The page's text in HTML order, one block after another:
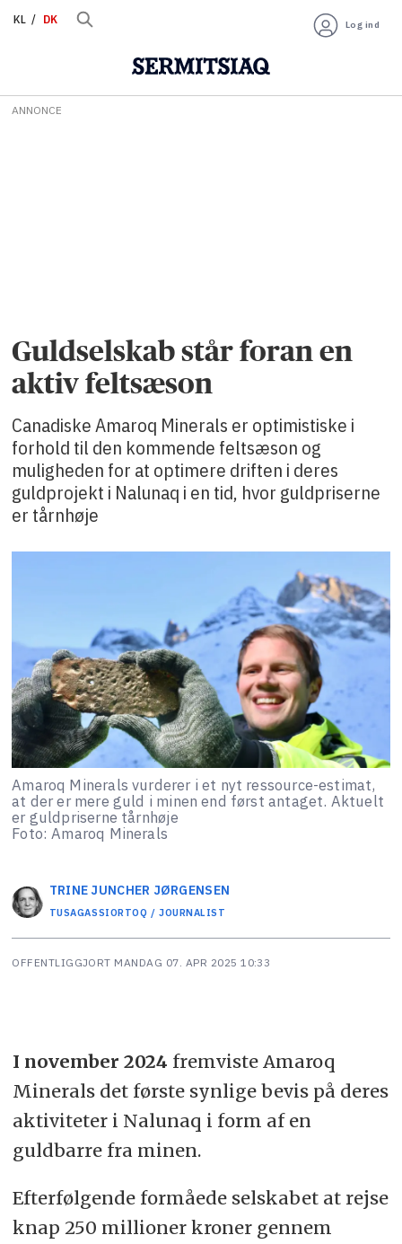
KL DK Log ind
ANNONCE
Guldselskab står foran en
aktiv feltsæson
Canadiske Amaroq Minerals er optimistiske i
forhold til den kommende feltsæson og
muligheden for at optimere driften i deres
guldprojekt i Nalunaq i en tid, hvor guldpriserne
er tårnhøje
Amaroq Minerals vurderer i et nyt ressource-estimat,
at der er mere guld i minen end først antaget. Aktuelt
er guldpriserne tårnhøje
Foto: Amaroq Minerals
TRINE JUNCHER JØRGENSEN
TUSAGASSIORTOQ / JOURNALIST
OFFENTLIGGJORT MANDAG 07. APR 2025 10:33
I november 2024 fremviste Amaroq
Minerals det første synlige bevis på deres
aktiviteter i Nalunaq i form af en
guldbarre fra minen.
Efterfølgende formåede selskabet at rejse
knap 250 millioner kroner gennem